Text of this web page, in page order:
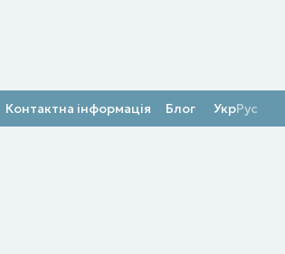
Контактна інформація Блог УкрРус